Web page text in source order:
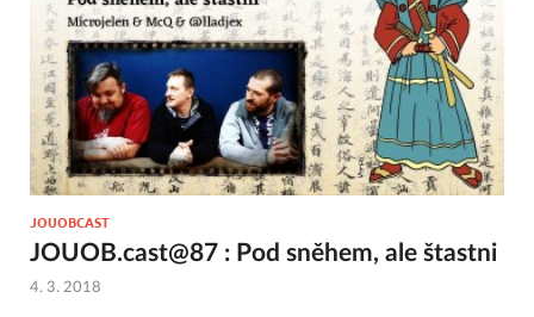
JOUOBCAST
JOUOB.cast@87 : Pod sněhem, ale štastni
4. 3. 2018